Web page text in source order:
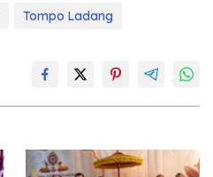
Tompo Ladang